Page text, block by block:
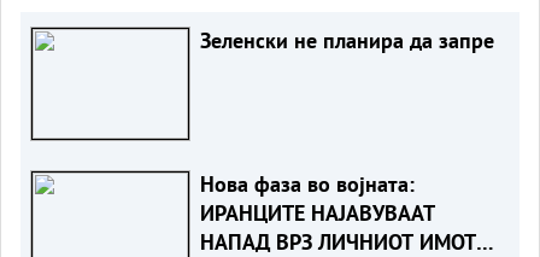
Зеленски не планира да запре
Нова фаза во војната:
ИРАНЦИТЕ НАЈАВУВААТ
НАПАД ВРЗ ЛИЧНИОТ ИМОТ